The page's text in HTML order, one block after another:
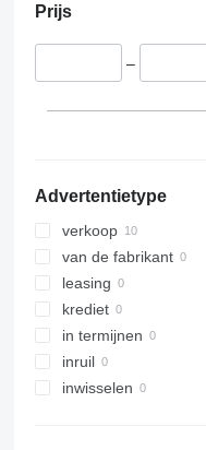
Prijs
–
Advertentietype
verkoop
van de fabrikant
leasing
krediet
in termijnen
inruil
inwisselen